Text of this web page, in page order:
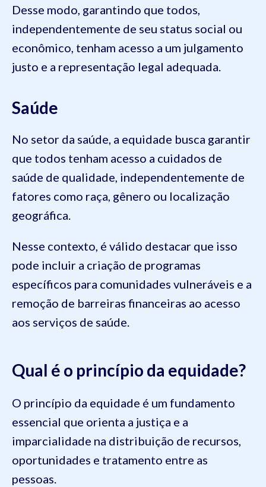
Desse modo, garantindo que todos,
independentemente de seu status social ou
econômico, tenham acesso a um julgamento
justo e a representação legal adequada.
Saúde
No setor da saúde, a equidade busca garantir
que todos tenham acesso a cuidados de
saúde de qualidade, independentemente de
fatores como raça, gênero ou localização
geográfica.
Nesse contexto, é válido destacar que isso
pode incluir a criação de programas
específicos para comunidades vulneráveis e a
remoção de barreiras financeiras ao acesso
aos serviços de saúde.
Qual é o princípio da equidade?
O princípio da equidade é um fundamento
essencial que orienta a justiça e a
imparcialidade na distribuição de recursos,
oportunidades e tratamento entre as
pessoas.